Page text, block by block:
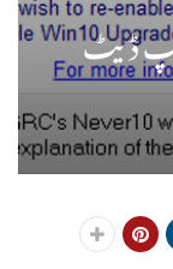
کی آٹو اپ ڈیٹ